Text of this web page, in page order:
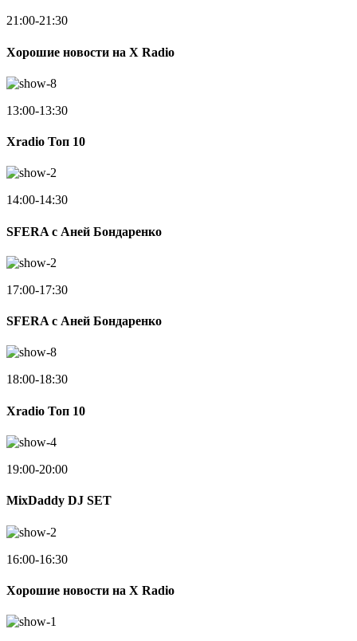
21:00-21:30
Хорошие новости на X Radio
13:00-13:30
Xradio Топ 10
14:00-14:30
SFERA с Аней Бондаренко
17:00-17:30
SFERA с Аней Бондаренко
18:00-18:30
Xradio Топ 10
19:00-20:00
MixDaddy DJ SET
16:00-16:30
Хорошие новости на X Radio